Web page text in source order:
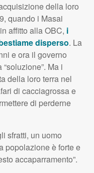
della loro
quando i Masai
affitto allaOBC, i
disperso. La
e ora il governo
Ma i
della loro terra nel
di cacciagrossa e
di perderne
sfratti, un uomo
popolazione è forte e
accaparramento”.